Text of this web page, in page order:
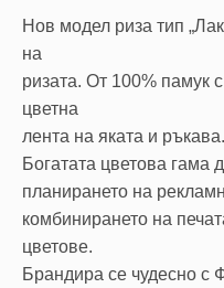
Нов модел риза тип
на
ризата. От 100% памук
цветна
лента на яката и ръкава.
Богатата цветова гама
планирането на
комбинирането на
цветове.
Брандира се чудесно с